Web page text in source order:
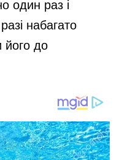
один раз і
набагато
його до